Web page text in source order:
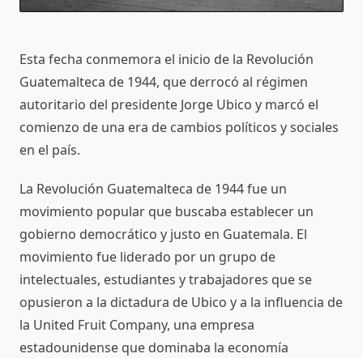
Esta fecha conmemora el inicio de la Revolución
Guatemalteca de 1944, que derrocó al régimen
autoritario del presidente Jorge Ubico y marcó el
comienzo de una era de cambios políticos y sociales
en el país.
La Revolución Guatemalteca de 1944 fue un
movimiento popular que buscaba establecer un
gobierno democrático y justo en Guatemala. El
movimiento fue liderado por un grupo de
intelectuales, estudiantes y trabajadores que se
opusieron a la dictadura de Ubico y a la influencia de
la United Fruit Company, una empresa
estadounidense que dominaba la economía